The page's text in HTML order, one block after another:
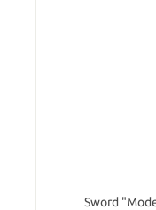
Sword